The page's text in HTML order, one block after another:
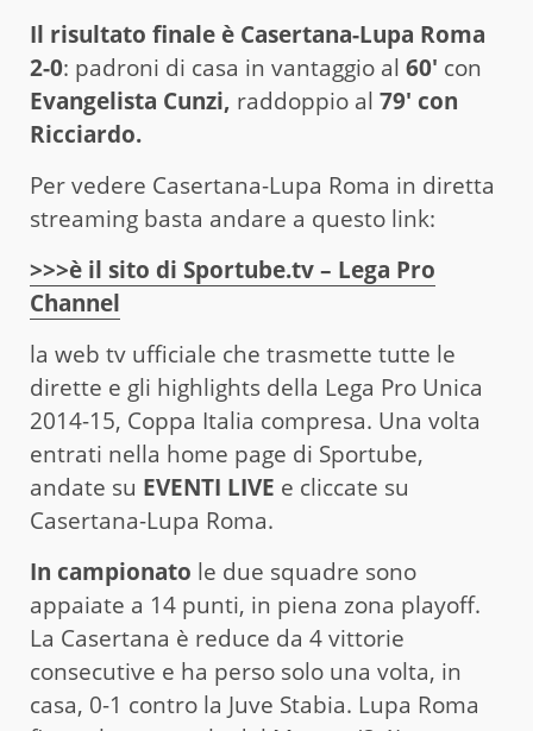
Il risultato finale è Casertana-Lupa Roma
2-0: padroni di casa in vantaggio al 60′ con
Evangelista Cunzi, raddoppio al 79′ con
Ricciardo.
Per vedere Casertana-Lupa Roma in diretta
streaming basta andare a questo link:
>>>è il sito di Sportube.tv – Lega Pro
Channel
la web tv ufficiale che trasmette tutte le
dirette e gli highlights della Lega Pro Unica
2014-15, Coppa Italia compresa. Una volta
entrati nella home page di Sportube,
andate su EVENTI LIVE e cliccate su
Casertana-Lupa Roma.
In campionato le due squadre sono
appaiate a 14 punti, in piena zona playoff.
La Casertana è reduce da 4 vittorie
consecutive e ha perso solo una volta, in
casa, 0-1 contro la Juve Stabia. Lupa Roma